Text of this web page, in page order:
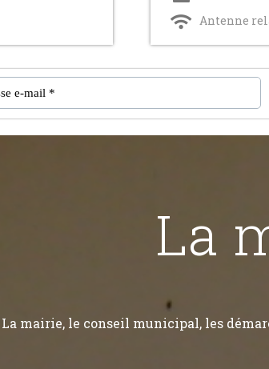
Antenne
La
La mairie, le conseil municipal, les